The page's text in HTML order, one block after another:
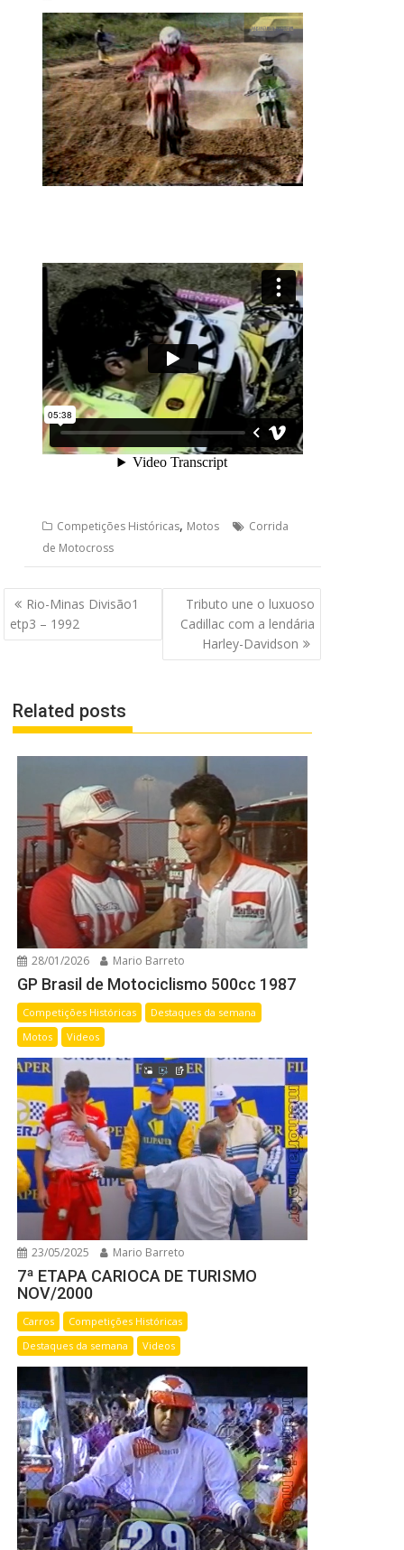
Competições Históricas, Motos
Corrida
de Motocross
Navegação
de
Post
Rio-Minas Divisão1
etp3 – 1992
Tributo une o luxuoso
Cadillac com a lendária
Harley-Davidson
Related posts
28/01/2026 Mario Barreto
GP Brasil de Motociclismo 500cc 1987
Competições Históricas
Destaques da semana
Motos
Videos
23/05/2025 Mario Barreto
7ª ETAPA CARIOCA DE TURISMO
NOV/2000
Carros
Competições Históricas
Destaques da semana
Videos